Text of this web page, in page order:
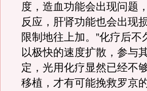
度，造血功能会出现问题
反应，肝肾功能也会出现
限制地往上加。”化疗后
以极快的速度扩散，参与
定，光用化疗显然已经不
移植，才有可能挽救罗京